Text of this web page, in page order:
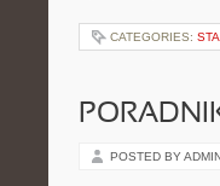
CATEGORIES:
POSTED BY